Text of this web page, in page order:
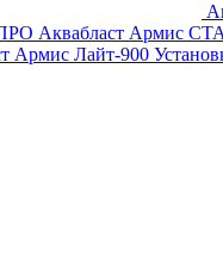
Аквабласт Армис
Армис Лайт-900